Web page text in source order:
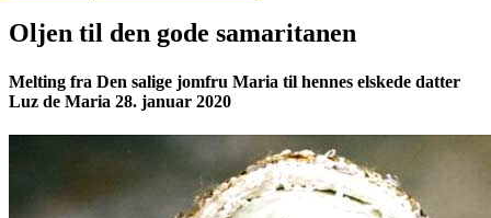
Oljen til den gode samaritanen
Melting fra Den salige jomfru Maria til hennes elskede datter
Luz de Maria 28. januar 2020